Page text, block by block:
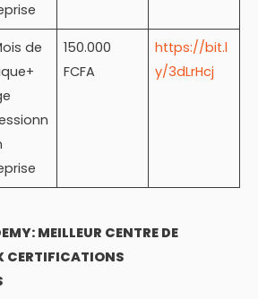
de
150.000
FCFA
https://bit.l
y/3dLrHcj
MEILLEUR CENTRE DE
CERTIFICATIONS